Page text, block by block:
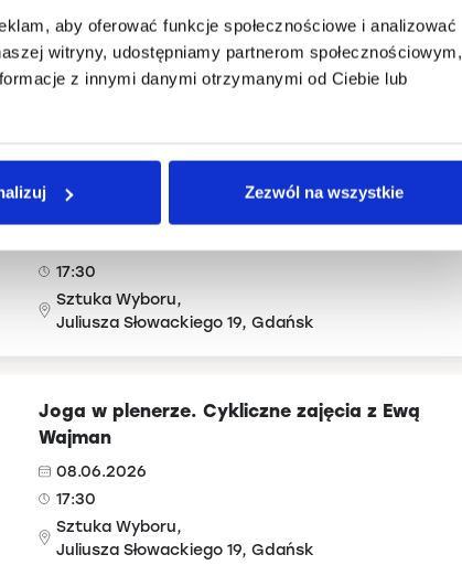
aby oferować funkcje społecznościowe i analizować
witryny, udostępniamy partnerom społecznościowym,
z innymi danymi otrzymanymi od Ciebie lub
Zezwól na wszystkie
31.08.2026
17:30
Sztuka Wyboru,
Juliusza Słowackiego 19, Gdańsk
Joga w plenerze. Cykliczne zajęcia z Ewą
Wajman
17:30
Sztuka Wyboru,
Juliusza Słowackiego 19, Gdańsk
Joga w plenerze. Cykliczne zajęcia z Ewą
Wajman
08.06.2026
17:30
Sztuka Wyboru,
Juliusza Słowackiego 19, Gdańsk